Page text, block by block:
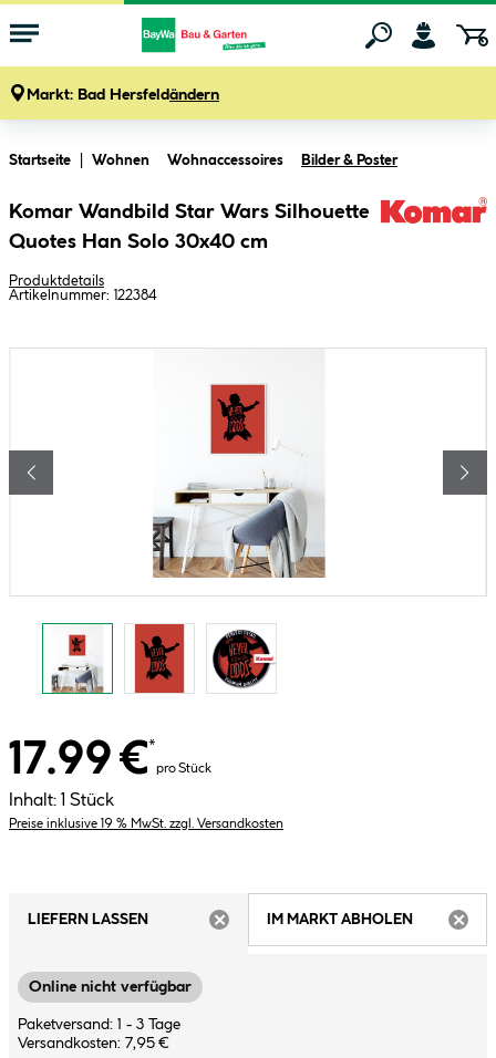
Markt: Bad Hersfeldändern
Startseite Wohnen Wohnaccessoires Bilder & Poster
Komar Wandbild Star Wars Silhouette
Quotes Han Solo 30x40 cm
Produktdetails
Artikelnummer: 122384
17.99 €*
pro Stück
Inhalt: 1 Stück
Preise inklusive 19 % MwSt. zzgl. Versandkosten
LIEFERN LASSEN
IM MARKT ABHOLEN
Online nicht verfügbar
Paketversand: 1 - 3 Tage
Versandkosten: 7,95 €